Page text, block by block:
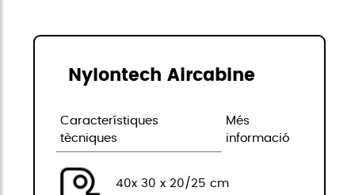
Nylontech Aircabine
Característiques
tècniques
Més
informació
40x 30 x 20/25 cm